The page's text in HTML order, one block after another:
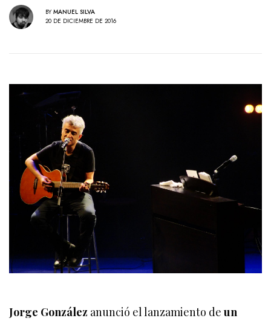
BY MANUEL SILVA
20 DE DICIEMBRE DE 2016
Jorge González anunció el lanzamiento deun